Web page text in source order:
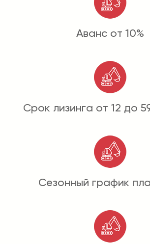
Аванс от 10%
Срок лизинга от 12 до
Сезонный график